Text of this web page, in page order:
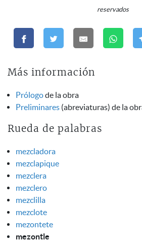
reservados
Más información
Prólogode la obra
Preliminares (abreviaturas) de la
Rueda de palabras
mezcladora
mezclapique
mezclera
mezclero
mezclilla
mezclote
mezontete
mezontle